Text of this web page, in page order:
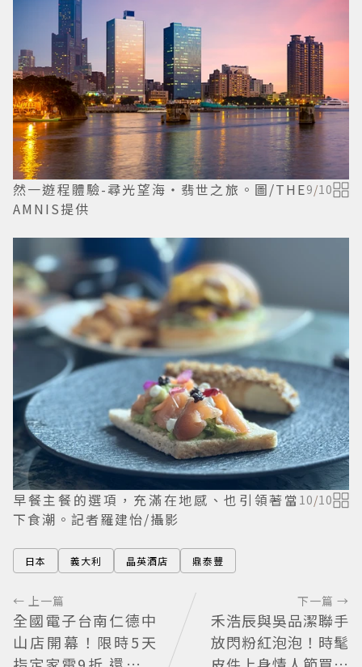
然一遊程體驗-尋光望海・翡世之旅。圖/THE
AMNIS提供
9/10
早餐主餐的選項，充滿在地感、也引領著當
下食潮。記者羅建怡/攝影
10/10
日本 義大利 晶英酒店 鼎泰豐
← 上一篇
全國電子台南仁德中
山店開幕！限時5天
下一篇 →
禾浩辰與吳品潔聯手
放閃粉紅泡泡！時髦